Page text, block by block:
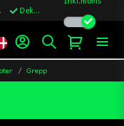
Dekaler ingår i alla ordrar
Grepp